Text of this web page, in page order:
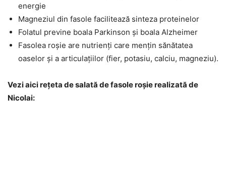
energie
Magneziul din fasole facilitează sinteza proteinelor
Folatul previne boala Parkinson și boala Alzheimer
Fasolea roșie are nutrienți care mențin sănătatea
oaselor și a articulațiilor (fier, potasiu, calciu, magneziu).
Vezi aici rețeta de salată de fasole roșie realizată de
Nicolai: